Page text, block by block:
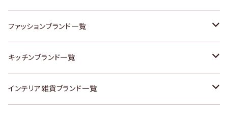
その他家具
Vintageヴィンテージ / Antiqueアンティーク
Designers / デザイナーズ
スカーフ
腕時計
Vintage / ヴィンテージ
銀製品
和物 / 作家物
その他キッチン雑貨
ACME Furniture / アクメ ファニチャー
ACTUS / アクタス
arflex / アルフレックス
ファッションブランド一覧
agnes b / アニエス ベー
BALLY / バリー
キッチンブランド一覧
ARABIA / アラビア
インテリア雑貨ブランド一覧